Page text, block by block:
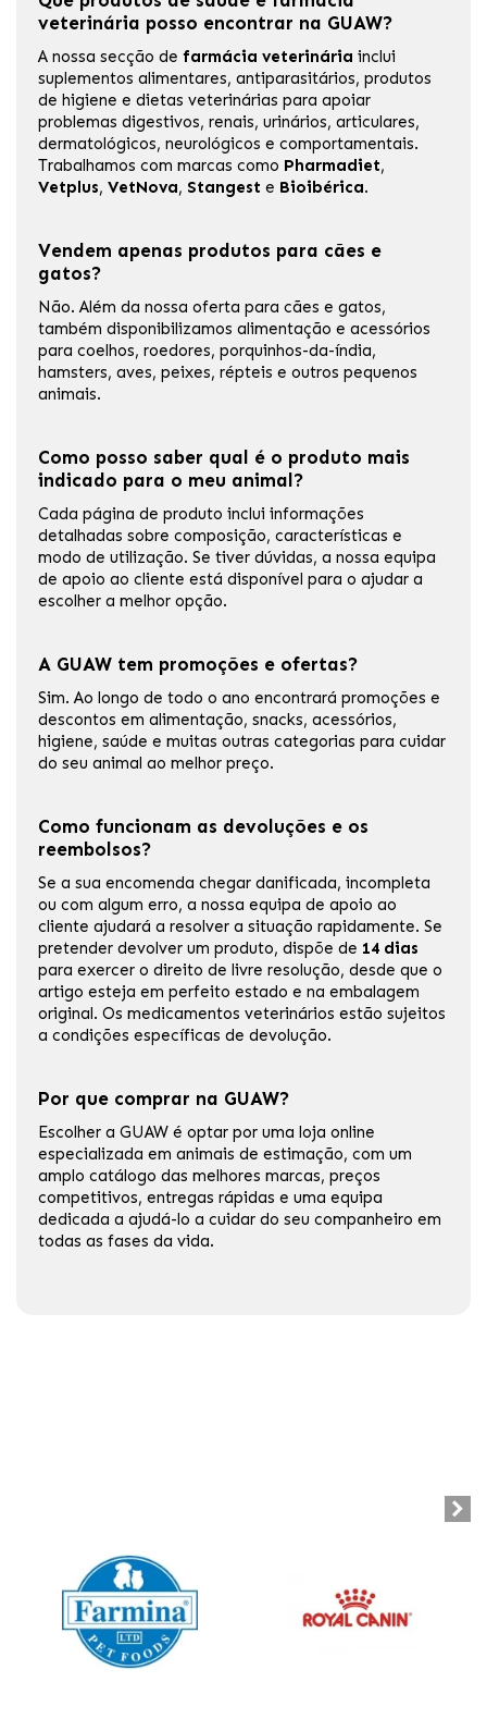
veterinária posso encontrar na GUAW?
A nossa secção de farmácia veterinária inclui
suplementos alimentares, antiparasitários, produtos
de higiene e dietas veterinárias para apoiar
problemas digestivos, renais, urinários, articulares,
dermatológicos, neurológicos e comportamentais.
Trabalhamos com marcas como Pharmadiet,
Vetplus, VetNova, Stangest e Bioibérica.
Vendem apenas produtos para cães e
gatos?
Não. Além da nossa oferta para cães e gatos,
também disponibilizamos alimentação e acessórios
para coelhos, roedores, porquinhos-da-índia,
hamsters, aves, peixes, répteis e outros pequenos
animais.
Como posso saber qual é o produto mais
indicado para o meu animal?
Cada página de produto inclui informações
detalhadas sobre composição, características e
modo de utilização. Se tiver dúvidas, a nossa equipa
de apoio ao cliente está disponível para o ajudar a
escolher a melhor opção.
A GUAW tem promoções e ofertas?
Sim. Ao longo de todo o ano encontrará promoções e
descontos em alimentação, snacks, acessórios,
higiene, saúde e muitas outras categorias para cuidar
do seu animal ao melhor preço.
Como funcionam as devoluções e os
reembolsos?
Se a sua encomenda chegar danificada, incompleta
ou com algum erro, a nossa equipa de apoio ao
cliente ajudará a resolver a situação rapidamente. Se
pretender devolver um produto, dispõe de 14 dias
para exercer o direito de livre resolução, desde que o
artigo esteja em perfeito estado e na embalagem
original. Os medicamentos veterinários estão sujeitos
a condições específicas de devolução.
Por que comprar na GUAW?
Escolher a GUAW é optar por uma loja online
especializada em animais de estimação, com um
amplo catálogo das melhores marcas, preços
competitivos, entregas rápidas e uma equipa
dedicada a ajudá-lo a cuidar do seu companheiro em
todas as fases da vida.